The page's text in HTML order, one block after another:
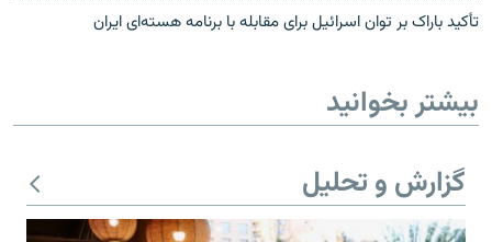
تأکید باراک بر توان اسرائیل برای مقابله با برنامه هسته‌ای ایران
بیشتر بخوانید
گزارش و تحلیل